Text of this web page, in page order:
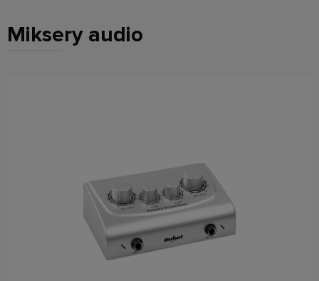
Miksery audio
powiadom o dostępności